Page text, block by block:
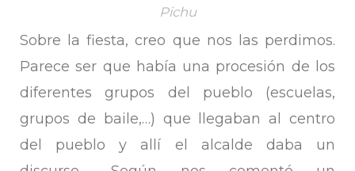
Pichu
Sobre la fiesta, creo que nos las perdimos.
Parece ser que había una procesión de los
diferentes grupos del pueblo (escuelas,
grupos de baile,…) que llegaban al centro
del pueblo y allí el alcalde daba un